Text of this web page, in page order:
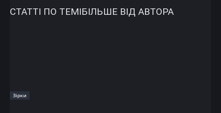
СТАТТІ ПО ТЕМІБІЛЬШЕ ВІД АВТОРА
Зірки